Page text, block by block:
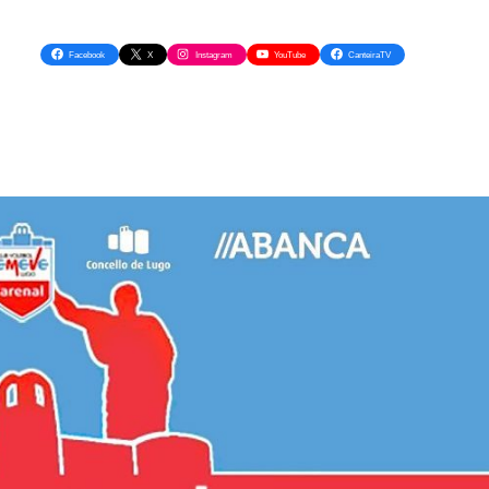
Facebook X Instagram YouTube CanteiraTV